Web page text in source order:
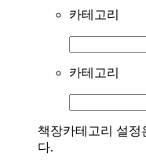
카테고리
카테고리
책장카테고리 설정
다.